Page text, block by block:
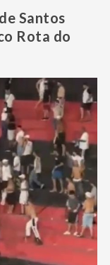
Santos
Rota do